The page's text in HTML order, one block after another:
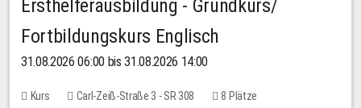
Ersthelferausbildung - Grundkurs/
Fortbildungskurs Englisch
31.08.2026 06:00 bis 31.08.2026 14:00
Kurs Carl-Zeiß-Straße 3 - SR 308 8 Plätze